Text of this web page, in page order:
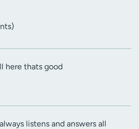
here thats good
listens and answers all